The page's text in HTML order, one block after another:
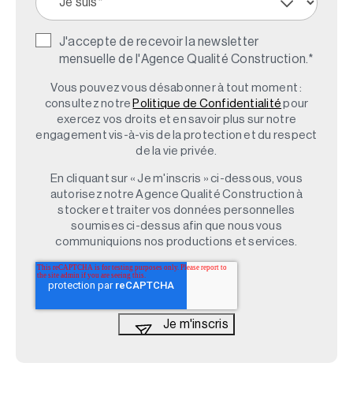
J'accepte de recevoir la newsletter
mensuelle de l'Agence Qualité Construction. *
Vous pouvez vous désabonner à tout moment :
consultez notre Politique de Confidentialité pour
exercez vos droits et en savoir plus sur notre
engagement vis-à-vis de la protection et du respect
de la vie privée.
En cliquant sur « Je m'inscris » ci-dessous, vous
autorisez notre Agence Qualité Construction à
stocker et traiter vos données personnelles
soumises ci-dessus afin que nous vous
communiquions nos productions et services.